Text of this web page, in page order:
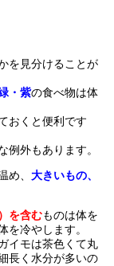
を見分けることが
・紫の食べ物は体
おくと便利です
例外もあります。
め、 大きいもの、
を含むものは体を
を冷やします。
イモは茶色くて丸
長く水分が多いの